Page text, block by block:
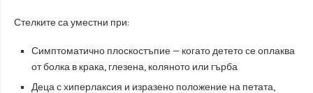
Стелките са уместни при:
Симптоматично плоскостъпие — когато детето се оплаква
от болка в крака, глезена, коляното или гърба
Деца с хиперлаксия и изразено положение на петата,